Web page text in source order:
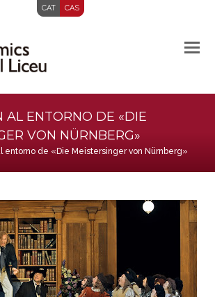
CAT CAS
AL ENTORNO DE «DIE
VON NÜRNBERG»
entorno de «Die Meistersinger von Nürnberg»